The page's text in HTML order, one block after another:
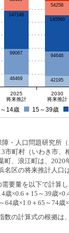
48469 42195
99067
94648
147148
140560
54258
2025
将来推計
2030
将来推計
14歳 15～39歳
・人口問題研究所（
町村（いわき市、
浪江町は、2020年
区の将来推計人口
要量を以下で計算
×0.6＋15～39歳
歳×1.0＋65～74歳
数の計算式の根拠は、